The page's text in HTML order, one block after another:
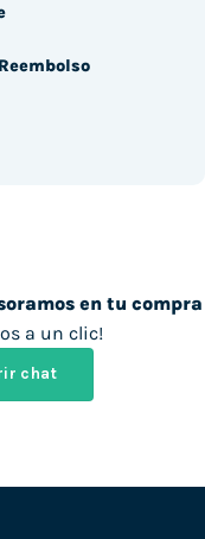
en tu compra
a un clic!
chat